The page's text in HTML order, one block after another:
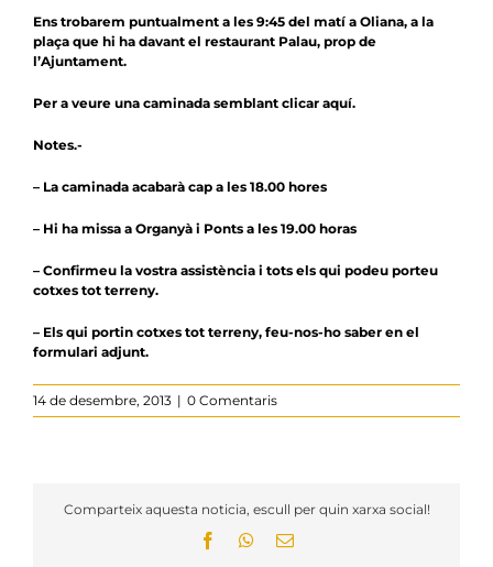
Ens trobarem puntualment a les 9:45 del matí a Oliana, a la
plaça que hi ha davant el restaurant Palau, prop de
l’Ajuntament.
Per a veure una caminada semblant clicar aquí.
Notes.-
– La caminada acabarà cap a les 18.00 hores
– Hi ha missa a Organyà i Ponts a les 19.00 horas
– Confirmeu la vostra assistència i tots els qui podeu porteu
cotxes tot terreny.
– Els qui portin cotxes tot terreny, feu-nos-ho saber en el
formulari adjunt.
14 de desembre, 2013 | 0 Comentaris
Comparteix aquesta noticia, escull per quin xarxa social!
FacebookWhatsApp
Email: